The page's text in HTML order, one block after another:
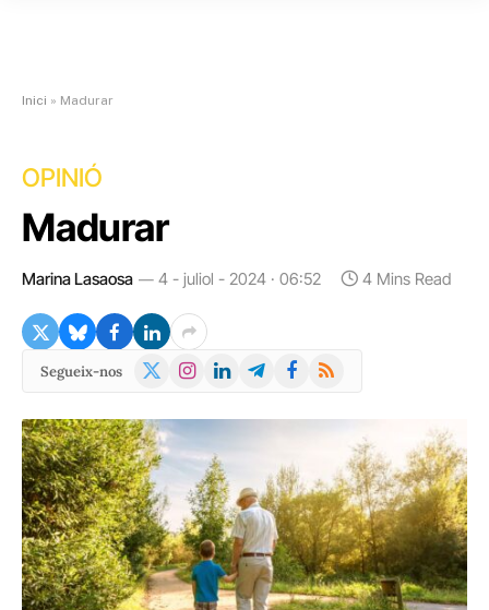
Inici » Madurar
OPINIÓ
Madurar
Marina Lasaosa 4 - juliol - 2024 · 06:52 4 Mins Read
Segueix-nos
X
Instagram
LinkedInTelegramFacebook
RSS